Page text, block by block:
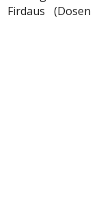
(Dosen